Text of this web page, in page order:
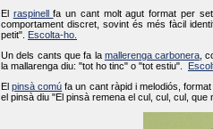
El raspinellfa un cant molt agut format per
comportament discret, sovint és més fàcil
petit".
Escolta-ho.
Un dels cants que fa la mallerenga carbonera ,
la mallarenga diu: "tot ho tinc" o "tot estiu".
Elpinsà comú fa un cant ràpid i melodiós,
el pinsà diu "El pinsà remena el cul, cul, cul,